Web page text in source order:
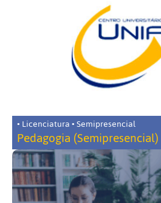
• Licenciatura • Semipresencial
Pedagogia (Semipresencial)